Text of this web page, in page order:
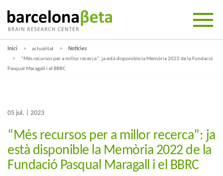
Inici actualitat
Noticies
“Més recursos per a millor recerca”: ja està disponible la Memòria 2022 de la Fundació
Pasqual Maragall i el BBRC
05 jul. | 2023
“Més recursos per a millor recerca”: ja
està disponible la Memòria 2022 de la
Fundació Pasqual Maragall i el BBRC